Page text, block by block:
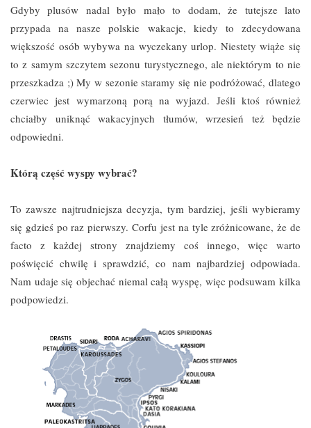
Gdyby plusów nadal było mało to dodam, że tutejsze lato
przypada na nasze polskie wakacje, kiedy to zdecydowana
większość osób wybywa na wyczekany urlop. Niestety wiąże się
to z samym szczytem sezonu turystycznego, ale niektórym to nie
przeszkadza ;) My w sezonie staramy się nie podróżować, dlatego
czerwiec jest wymarzoną porą na wyjazd. Jeśli ktoś również
chciałby uniknąć wakacyjnych tłumów, wrzesień też będzie
odpowiedni.
Którą część wyspy wybrać?
To zawsze najtrudniejsza decyzja, tym bardziej, jeśli wybieramy
się gdzieś po raz pierwszy. Corfu jest na tyle zróżnicowane, że de
facto z każdej strony znajdziemy coś innego, więc warto
poświęcić chwilę i sprawdzić, co nam najbardziej odpowiada.
Nam udaje się objechać niemal całą wyspę, więc podsuwam kilka
podpowiedzi.